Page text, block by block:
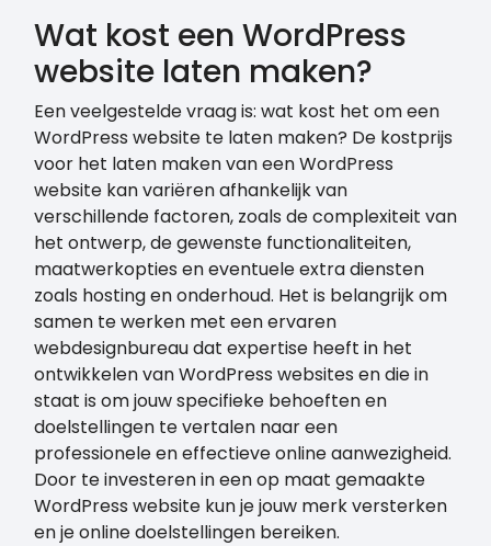
Wat kost een WordPress
website laten maken?
Een veelgestelde vraag is: wat kost het om een
WordPress website te laten maken? De kostprijs
voor het laten maken van een WordPress
website kan variëren afhankelijk van
verschillende factoren, zoals de complexiteit van
het ontwerp, de gewenste functionaliteiten,
maatwerkopties en eventuele extra diensten
zoals hosting en onderhoud. Het is belangrijk om
samen te werken met een ervaren
webdesignbureau dat expertise heeft in het
ontwikkelen van WordPress websites en die in
staat is om jouw specifieke behoeften en
doelstellingen te vertalen naar een
professionele en effectieve online aanwezigheid.
Door te investeren in een op maat gemaakte
WordPress website kun je jouw merk versterken
en je online doelstellingen bereiken.